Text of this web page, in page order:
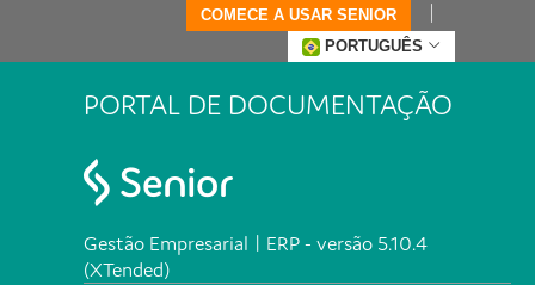
COMECE A USAR SENIOR
PORTUGUÊS
PORTAL DE DOCUMENTAÇÃO
Gestão Empresarial | ERP - versão 5.10.4
(XTended)